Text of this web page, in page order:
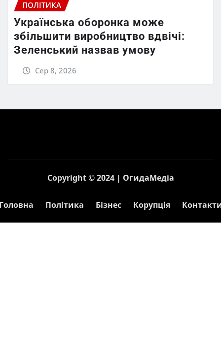
ПОЛІТИКА
Українська оборонка може
збільшити виробництво вдвічі:
Зеленський назвав умову
Сер 8, 2026
Copyright © 2024 | ОгидаМедіа
Політика Бізнес Корупція